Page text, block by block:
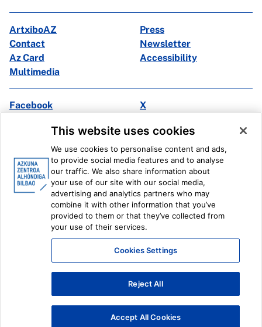
ArtxiboAZ
Press
Contact
Newsletter
Az Card
Accessibility
Multimedia
Facebook
X
Ivoox
Legal information Internal Reporting System
This website uses cookies
We use cookies to personalise content and ads,
to provide social media features and to analyse
our traffic. We also share information about
your use of our site with our social media,
advertising and analytics partners who may
combine it with other information that you’ve
provided to them or that they’ve collected from
your use of their services.
Cookies Settings
Reject All
Accept All Cookies